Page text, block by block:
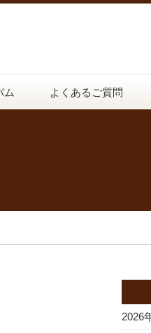
ム よくあるご質問
2026